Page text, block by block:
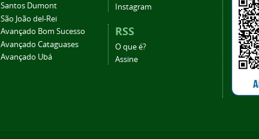
Santos Dumont
São João del-Rei
Avançado Bom Sucesso
Avançado Cataguases
Avançado Ubá
Instagram
RSS
O que é?
Assine